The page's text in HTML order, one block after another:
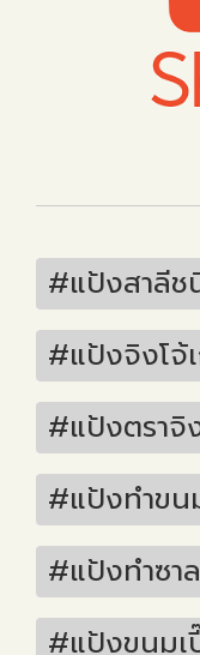
#แป้งสาลี
#แป้งจิงโจ้เ
#แป้งตราจิ
#แป้งทำขน
#แป้งทำซาล
#แป้งขนมเ